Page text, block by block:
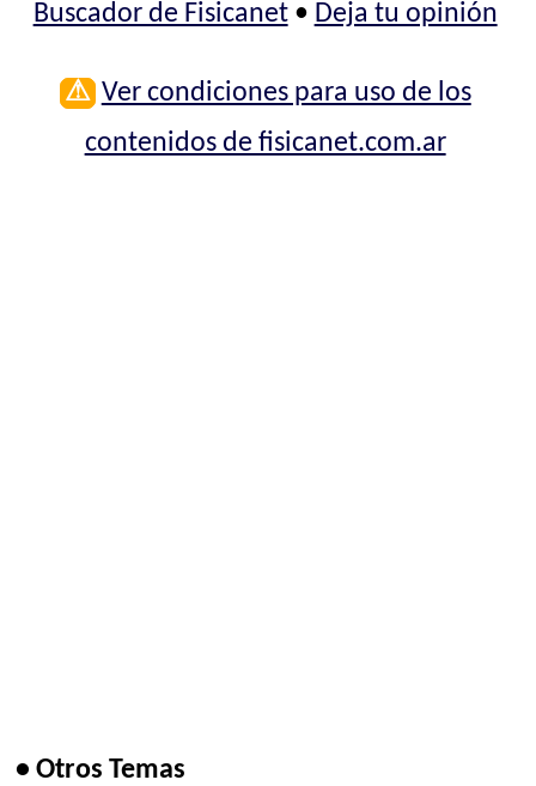
Buscador de Fisicanet• Deja tu opinión
⚠ Ver condiciones para uso de los
contenidos de fisicanet.com.ar
• Otros Temas